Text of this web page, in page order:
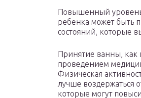
Повышенный
ребенка может быть
состояний, которые
Принятие ванны, как
проведением
Физическая
лучше воздержаться
которые могут